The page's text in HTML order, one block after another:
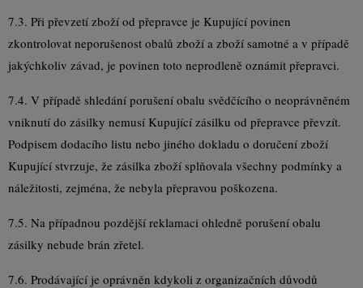
7.3. Při převzetí zboží od přepravce je Kupující povinen
zkontrolovat neporušenost obalů zboží a zboží samotné a v případě
jakýchkoliv závad, je povinen toto neprodleně oznámit přepravci.
7.4. V případě shledání porušení obalu svědčícího o neoprávněném
vniknutí do zásilky nemusí Kupující zásilku od přepravce převzít.
Podpisem dodacího listu nebo jiného dokladu o doručení zboží
Kupující stvrzuje, že zásilka zboží splňovala všechny podmínky a
náležitosti, zejména, že nebyla přepravou poškozena.
7.5. Na případnou pozdější reklamaci ohledně porušení obalu
zásilky nebude brán zřetel.
7.6. Prodávající je oprávněn kdykoli z organizačních důvodů